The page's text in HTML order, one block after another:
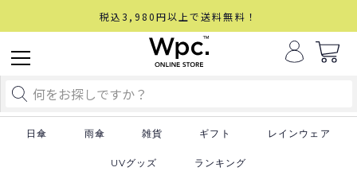
税込3,980円以上で送料無料！
日傘 雨傘 雑貨 ギフト レインウェア
UVグッズ ランキング